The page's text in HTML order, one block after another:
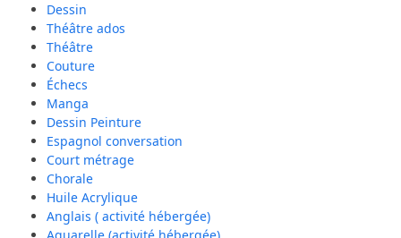
Dessin
Théâtre ados
Théâtre
Couture
Échecs
Manga
Dessin Peinture
Espagnol conversation
Court métrage
Chorale
Huile Acrylique
Anglais ( activité hébergée)